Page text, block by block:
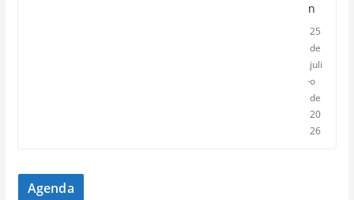
n
25
de
juli
o
de
20
26
Agenda